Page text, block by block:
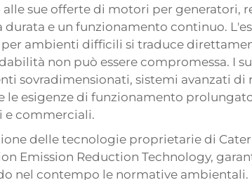
alle sue offerte di motori per
durata e un funzionamento continuo.
ambienti difficili si traduce
non può essere compromessa. I
sovradimensionati, sistemi avanzati
le esigenze di funzionamento
e commerciali.
delle tecnologie proprietarie di
Emission Reduction Technology,
nel contempo le normative